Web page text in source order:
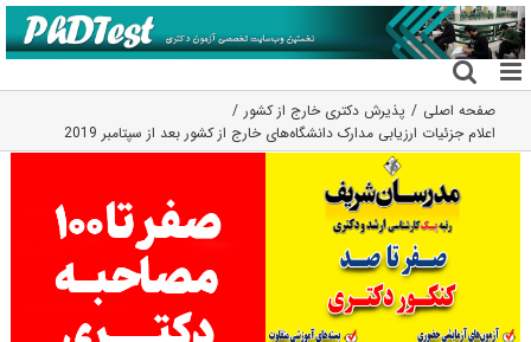
رفتن
به
محتوا
صفحه اصلی
پذیرش دکتری خارج از کشور
اعلام جزئیات ارزیابی مدارک دانشگاه‌های خارج از کشور بعد از سپتامبر 2019